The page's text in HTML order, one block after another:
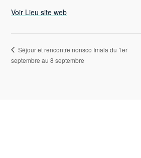
Voir Lieu site web
Séjour et rencontre nonsco Imala du 1er
septembre au 8 septembre